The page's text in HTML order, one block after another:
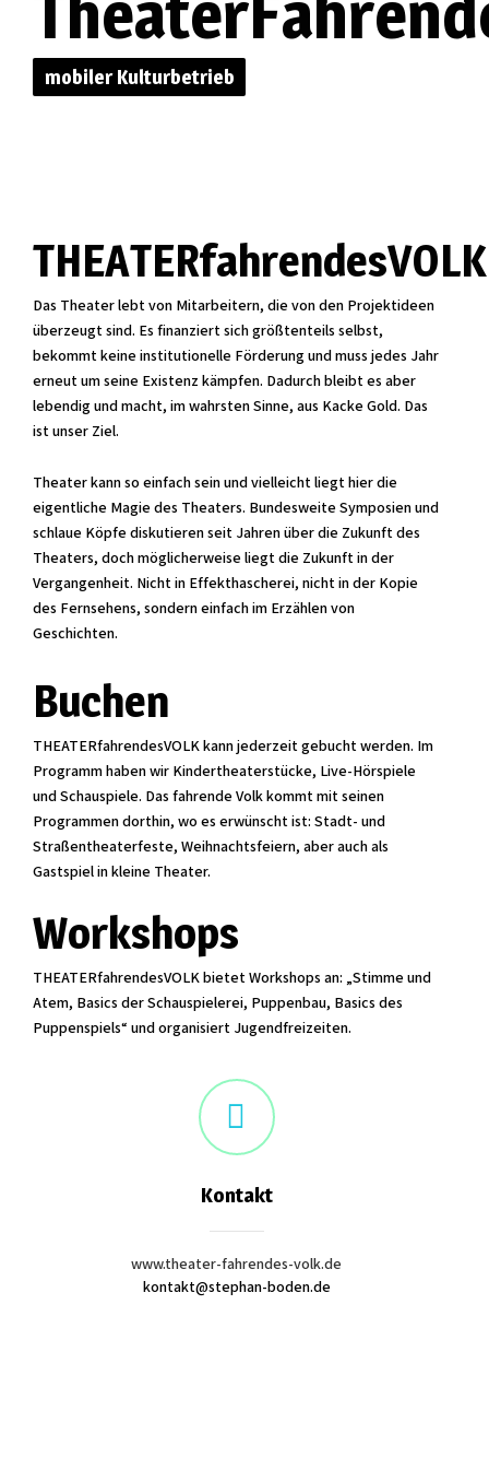
mobiler Kulturbetrieb
THEATERfahrendesVOLK
Das Theater lebt von Mitarbeitern, die von den Projektideen
überzeugt sind. Es finanziert sich größtenteils selbst,
bekommt keine institutionelle Förderung und muss jedes Jahr
erneut um seine Existenz kämpfen. Dadurch bleibt es aber
lebendig und macht, im wahrsten Sinne, aus Kacke Gold. Das
ist unser Ziel.
Theater kann so einfach sein und vielleicht liegt hier die
eigentliche Magie des Theaters. Bundesweite Symposien und
schlaue Köpfe diskutieren seit Jahren über die Zukunft des
Theaters, doch möglicherweise liegt die Zukunft in der
Vergangenheit. Nicht in Effekthascherei, nicht in der Kopie
des Fernsehens, sondern einfach im Erzählen von
Geschichten.
Buchen
THEATERfahrendesVOLK kann jederzeit gebucht werden. Im
Programm haben wir Kindertheaterstücke, Live-Hörspiele
und Schauspiele. Das fahrende Volk kommt mit seinen
Programmen dorthin, wo es erwünscht ist: Stadt- und
Straßentheaterfeste, Weihnachtsfeiern, aber auch als
Gastspiel in kleine Theater.
Workshops
THEATERfahrendesVOLK bietet Workshops an: „Stimme und
Atem, Basics der Schauspielerei, Puppenbau, Basics des
Puppenspiels“ und organisiert Jugendfreizeiten.
Kontakt
www.theater-fahrendes-volk.de
kontakt@stephan-boden.de